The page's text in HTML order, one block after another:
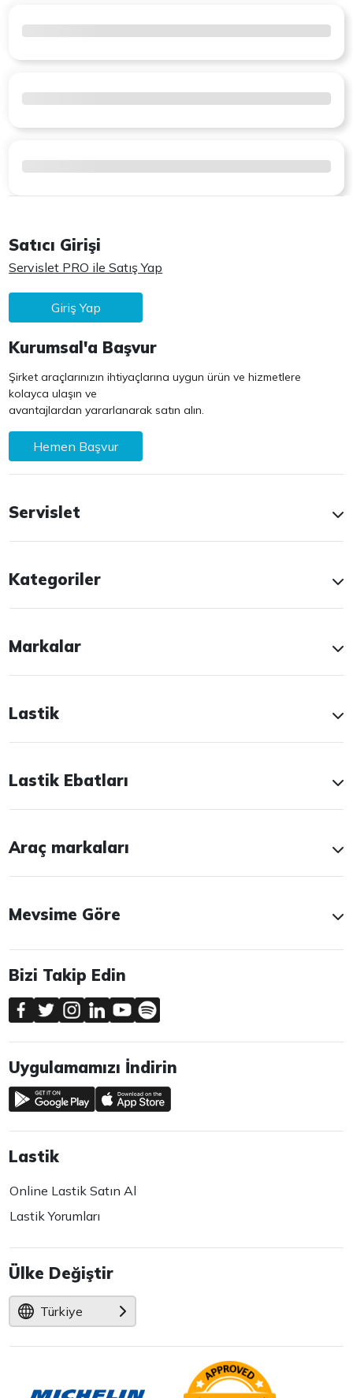
Satıcı Girişi
Servislet PRO ile Satış Yap
Giriş Yap
Kurumsal'a Başvur
Şirket araçlarınızın ihtiyaçlarına uygun ürün ve hizmetlere
kolayca ulaşın ve
avantajlardan yararlanarak satın alın.
Hemen Başvur
Servislet
Kategoriler
Markalar
Lastik
Lastik Ebatları
Araç markaları
Mevsime Göre
Bizi Takip Edin
Uygulamamızı İndirin
Lastik
Online Lastik Satın Al
Lastik Yorumları
Ülke Değiştir
Türkiye